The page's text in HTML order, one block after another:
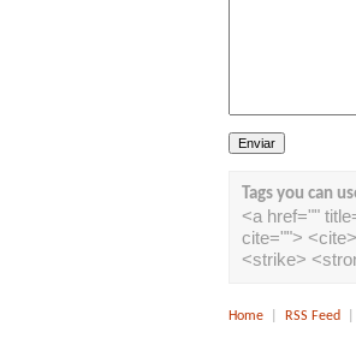
Tags you can
<a href=""
cite="">
<strike>
Home RSS Feed